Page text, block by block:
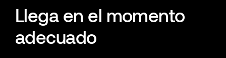
Llega en el momento
adecuado